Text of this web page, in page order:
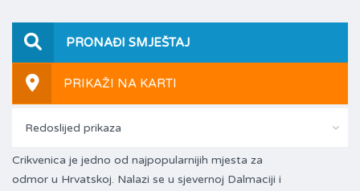
PRONAĐI SMJEŠTAJ
PRIKAŽI NA KARTI
Redoslijed prikaza
Crikvenica je jedno od najpopularnijih mjesta za
odmor u Hrvatskoj. Nalazi se u sjevernoj Dalmaciji i